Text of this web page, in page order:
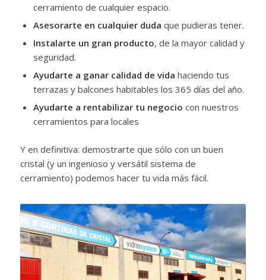
cerramiento de cualquier espacio.
Asesorarte en cualquier duda que pudieras tener.
Instalarte un gran producto, de la mayor calidad y
seguridad.
Ayudarte a ganar calidad de vida haciendo tus
terrazas y balcones habitables los 365 días del año.
Ayudarte a rentabilizar tu negocio con nuestros
cerramientos para locales
Y en definitiva: demostrarte que sólo con un buen
cristal (y un ingenioso y versátil sistema de
cerramiento) podemos hacer tu vida más fácil.